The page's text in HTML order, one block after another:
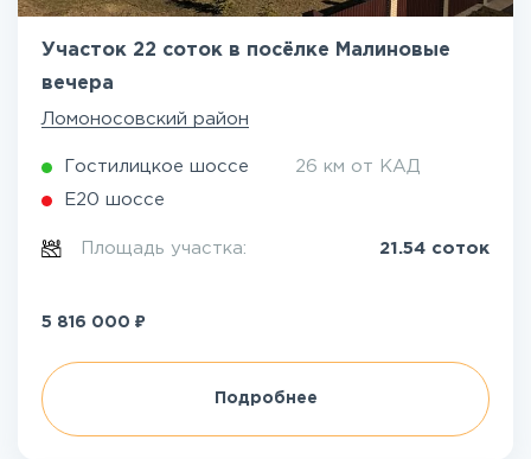
Участок 22 соток в посёлке Малиновые
вечера
Ломоносовский район
Гостилицкое шоссе 26 км от КАД
Е20 шоссе
Площадь участка: 21.54 соток
5 816 000 ₽
Подробнее